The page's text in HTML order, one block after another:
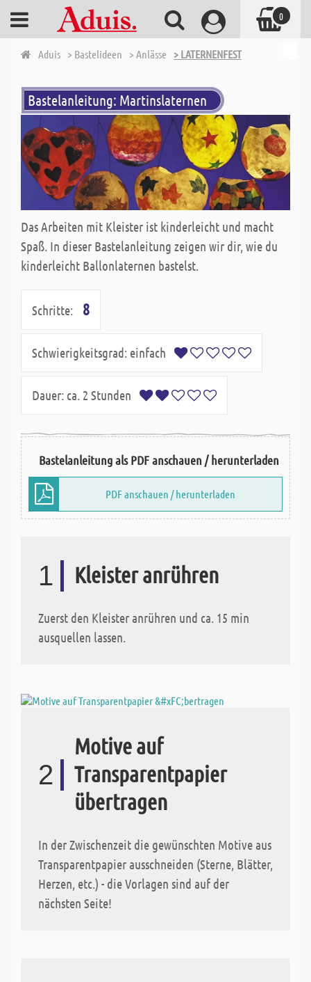
Aduis > Bastelideen > Anlässe > LATERNENFEST
Bastelanleitung: Martinslaternen
Das Arbeiten mit Kleister ist kinderleicht und macht
Spaß. In dieser Bastelanleitung zeigen wir dir, wie du
kinderleicht Ballonlaternen bastelst.
Schritte: 8
Schwierigkeitsgrad: einfach
Dauer: ca. 2 Stunden
Bastelanleitung als PDF anschauen / herunterladen
PDF anschauen / herunterladen
1 Kleister anrühren
Zuerst den Kleister anrühren und ca. 15 min
ausquellen lassen.
2
Motive auf
Transparentpapier
übertragen
In der Zwischenzeit die gewünschten Motive aus
Transparentpapier ausschneiden (Sterne, Blätter,
Herzen, etc.) - die Vorlagen sind auf der
nächsten Seite!
0